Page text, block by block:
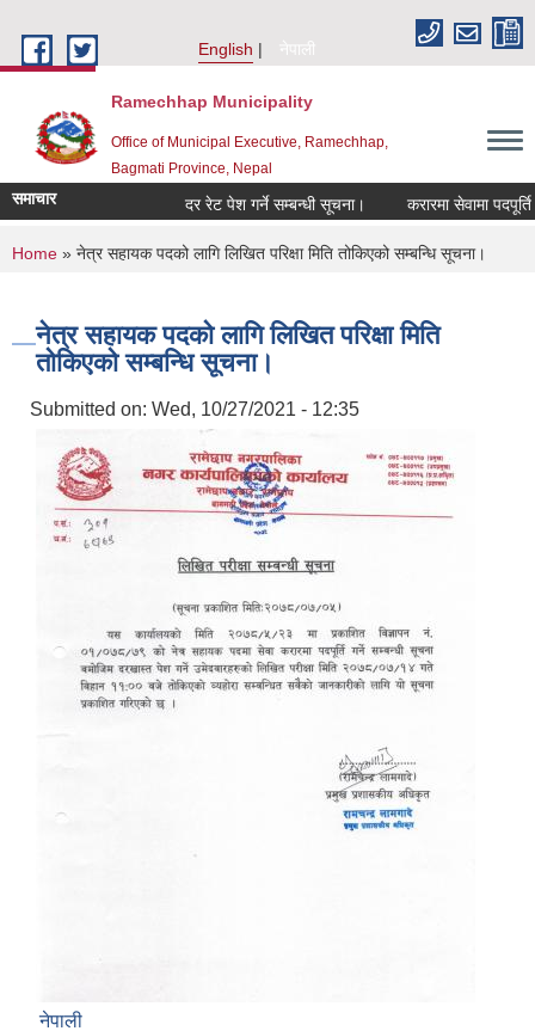
English
नेपाली
Ramechhap Municipality
Office of Municipal Executive, Ramechhap,
Bagmati Province, Nepal
समाचार दर रेट पेश गर्ने सम्बन्धी सूचना। करारमा सेवामा पदपूर्ति गर्ने
You are here
Home » नेत्र सहायक पदको लागि लिखित परिक्षा मिति तोकिएको सम्बन्धि सूचना।
नेत्र सहायक पदको लागि लिखित परिक्षा मिति
तोकिएको सम्बन्धि सूचना।
Submitted on: Wed, 10/27/2021 - 12:35
नेपाली